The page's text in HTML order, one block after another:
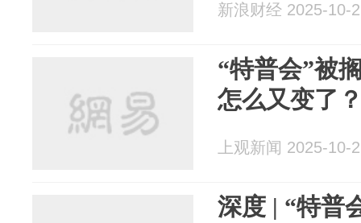
新浪财经 2025-10-
“特普会”被
怎么又变了
上观新闻 2025-10-
深度 | “特普